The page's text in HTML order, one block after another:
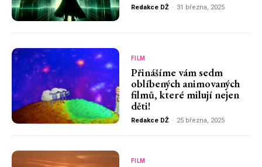
Redakce DŽ - 31 března, 2025
FILM
Přinášíme vám sedm
oblíbených animovaných
filmů, které milují nejen
děti!
Redakce DŽ - 25 března, 2025
FILM